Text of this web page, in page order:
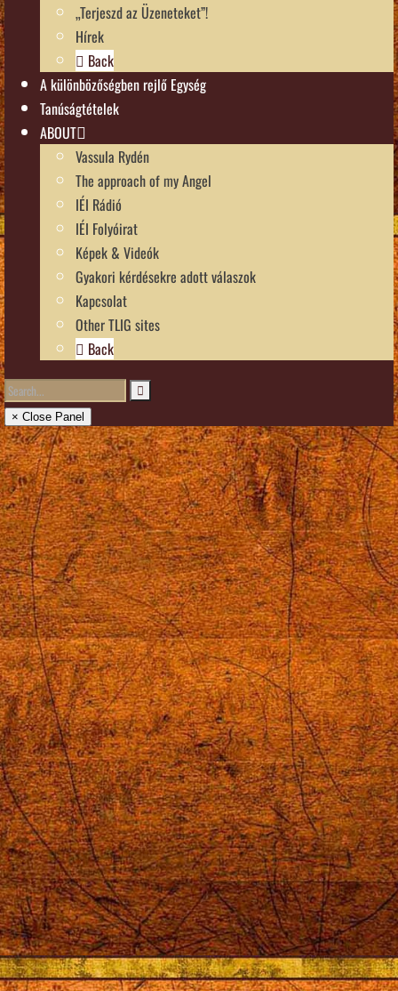
„Terjeszd az Üzeneteket”!
Hírek
Back
A különbözőségben rejlő Egység
Tanúságtételek
ABOUT
Vassula Rydén
The approach of my Angel
IÉI Rádió
IÉI Folyóirat
Képek & Videók
Gyakori kérdésekre adott válaszok
Kapcsolat
Other TLIG sites
Back
× Close Panel